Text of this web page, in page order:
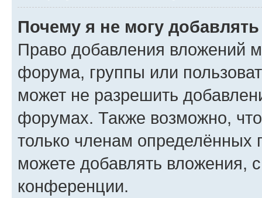
Почему я не могу
Право добавления вложений
форума, группы или
может не разрешить
форумах. Также возможно,
только членам определённых
можете добавлять вложения,
конференции.